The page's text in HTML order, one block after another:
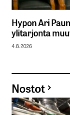
Hypon Ari
ylitarjonta
4.8.2026
Nostot